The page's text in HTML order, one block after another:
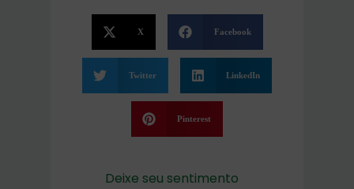
X Facebook
Twitter LinkedIn
Pinterest
Deixe seu sentimento